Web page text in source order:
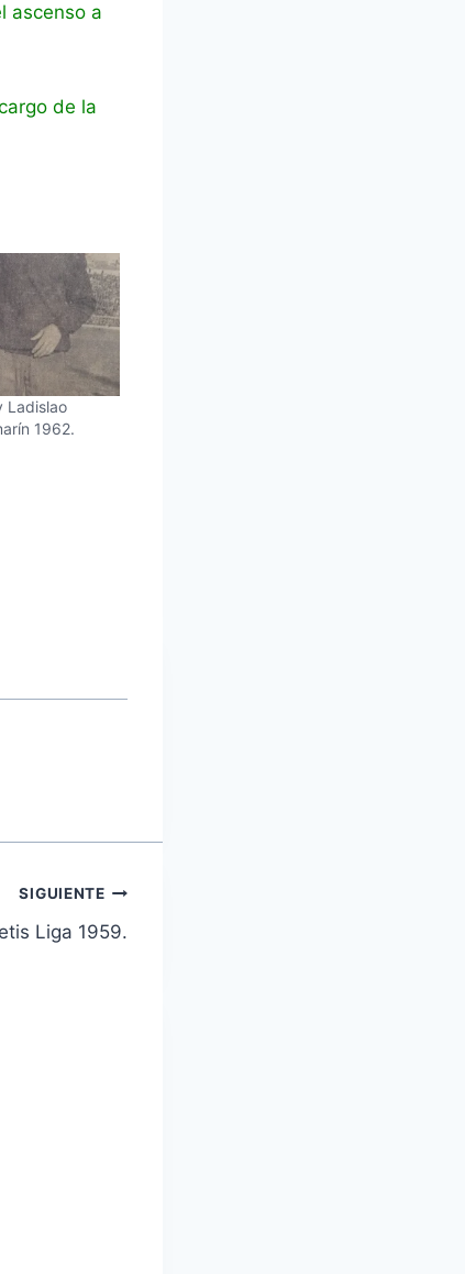
ascenso a
de la
Ladislao
1962.
SIGUIENTE
Liga 1959.